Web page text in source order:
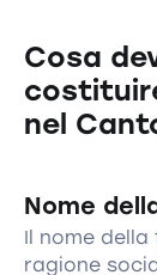
Cosa
nel
Nome
Il nome
ragione